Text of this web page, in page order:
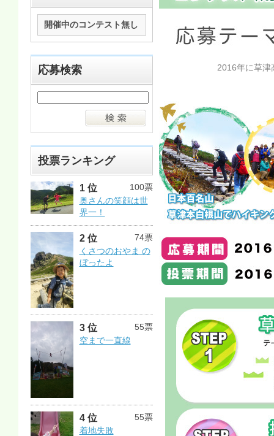
開催中のコンテスト無し
応募検索
投票ランキング
1 位
100票
奥さんの笑顔は世
界一！
2 位
74票
くさつのおやま の
ぼったよ
3 位
55票
空まで一直線
4 位
55票
着地失敗
2016年に草津